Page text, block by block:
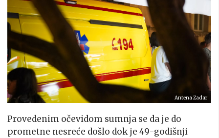
Antena Zadar
Provedenim očevidom sumnja se da je do
prometne nesreće došlo dok je 49-godišnji